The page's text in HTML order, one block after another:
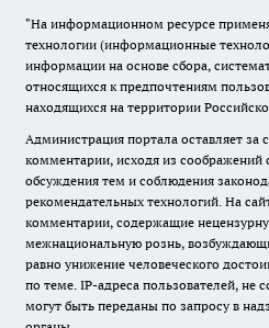
"На информационном ресурсе
технологии (информационные
информации на основе сбора,
относящихся к предпочтениям
находящихся на территории
Администрация портала оставляет за
комментарии, исходя из соображений
обсуждения тем и соблюдения
рекомендательных технологий. На
комментарии, содержащие
межнациональную рознь,
равно унижение человеческого
по теме. IP-адреса пользователей, не
могут быть переданы по запросу в